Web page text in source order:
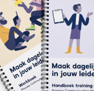
vanaf
5
exemplaren